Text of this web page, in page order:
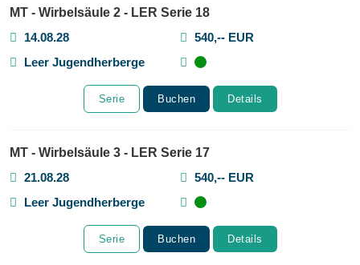
MT - Wirbelsäule 2 - LER Serie 18
14.08.28
540,-- EUR
Leer Jugendherberge
Serie Buchen Details
MT - Wirbelsäule 3 - LER Serie 17
21.08.28
540,-- EUR
Leer Jugendherberge
Serie Buchen Details